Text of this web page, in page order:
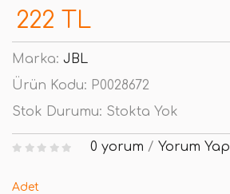
222 TL
Marka: JBL
Ürün Kodu: P0028672
Stok Durumu: Stokta Yok
0 yorum / Yorum Yap
Adet